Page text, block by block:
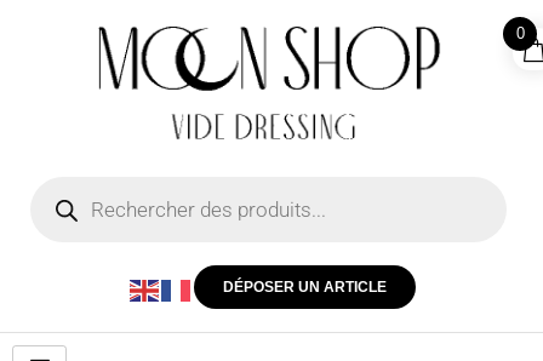
DÉPOSER UN ARTICLE
0